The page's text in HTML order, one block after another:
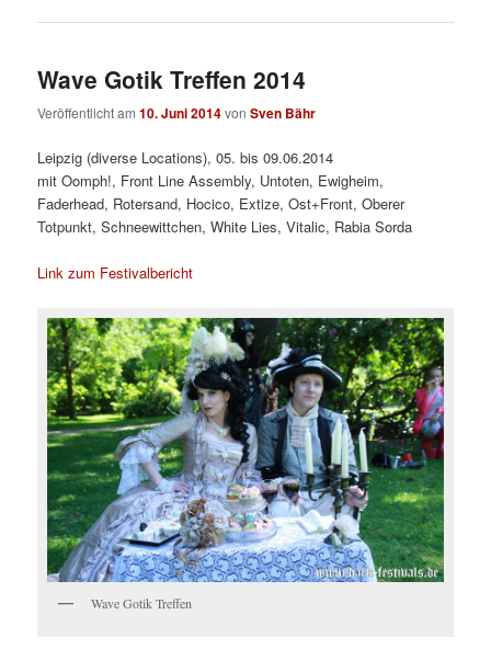
Wave Gotik Treffen 2014
Veröffentlicht am10. Juni 2014vonSven Bähr
Leipzig (diverse Locations), 05. bis 09.06.2014
mit Oomph!, Front Line Assembly, Untoten, Ewigheim,
Faderhead, Rotersand, Hocico, Extize, Ost+Front, Oberer
Totpunkt, Schneewittchen, White Lies, Vitalic, Rabia Sorda
Link zum Festivalbericht
Wave Gotik Treffen